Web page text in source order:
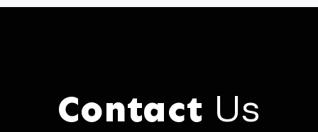
Contact Us